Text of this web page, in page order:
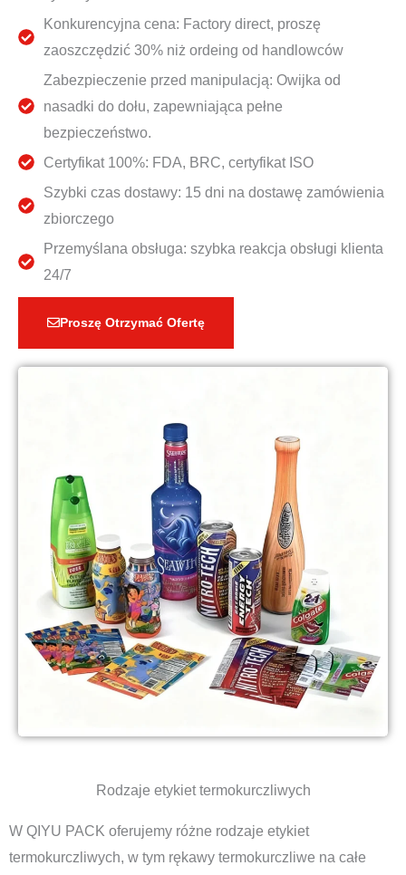
Konkurencyjna cena: Factory direct, proszę
zaoszczędzić 30% niż ordeing od handlowców
Zabezpieczenie przed manipulacją: Owijka od
nasadki do dołu, zapewniająca pełne
bezpieczeństwo.
Certyfikat 100%: FDA, BRC, certyfikat ISO
Szybki czas dostawy: 15 dni na dostawę zamówienia
zbiorczego
Przemyślana obsługa: szybka reakcja obsługi klienta
24/7
Proszę Otrzymać Ofertę
Rodzaje etykiet termokurczliwych
W QIYU PACK oferujemy różne rodzaje etykiet
termokurczliwych, w tym rękawy termokurczliwe na całe